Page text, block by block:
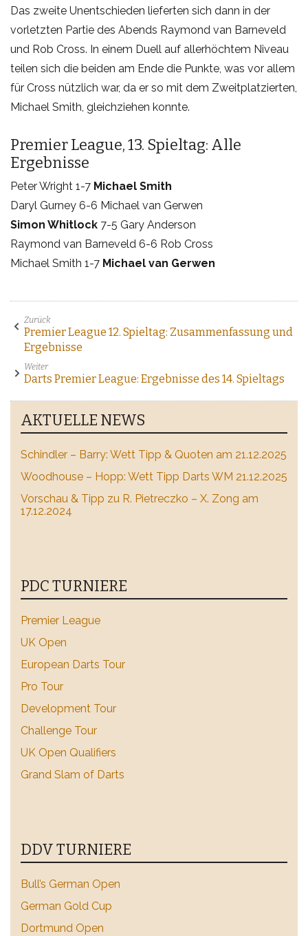
Das zweite Unentschieden lieferten sich dann in der
vorletzten Partie des Abends Raymond van Barneveld
und Rob Cross. In einem Duell auf allerhöchtem Niveau
teilen sich die beiden am Ende die Punkte, was vor allem
für Cross nützlich war, da er so mit dem Zweitplatzierten,
Michael Smith, gleichziehen konnte.
Premier League, 13. Spieltag: Alle
Ergebnisse
Peter Wright 1-7 Michael Smith
Daryl Gurney 6-6 Michael van Gerwen
Simon Whitlock 7-5 Gary Anderson
Raymond van Barneveld 6-6 Rob Cross
Michael Smith 1-7 Michael van Gerwen
Zurück
Premier League 12. Spieltag: Zusammenfassung und
Ergebnisse
Weiter
Darts Premier League: Ergebnisse des 14. Spieltags
AKTUELLE NEWS
Schindler – Barry: Wett Tipp & Quoten am 21.12.2025
Woodhouse – Hopp: Wett Tipp Darts WM 21.12.2025
Vorschau & Tipp zu R. Pietreczko – X. Zong am
17.12.2024
PDC TURNIERE
Premier League
UK Open
European Darts Tour
Pro Tour
Development Tour
Challenge Tour
UK Open Qualifiers
Grand Slam of Darts
DDV TURNIERE
Bull’s German Open
German Gold Cup
Dortmund Open